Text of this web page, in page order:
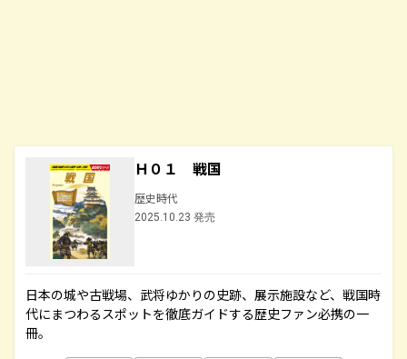
Ｈ０１ 戦国
歴史時代
2025.10.23 発売
日本の城や古戦場、武将ゆかりの史跡、展示施設など、戦国時
代にまつわるスポットを徹底ガイドする歴史ファン必携の一
冊。